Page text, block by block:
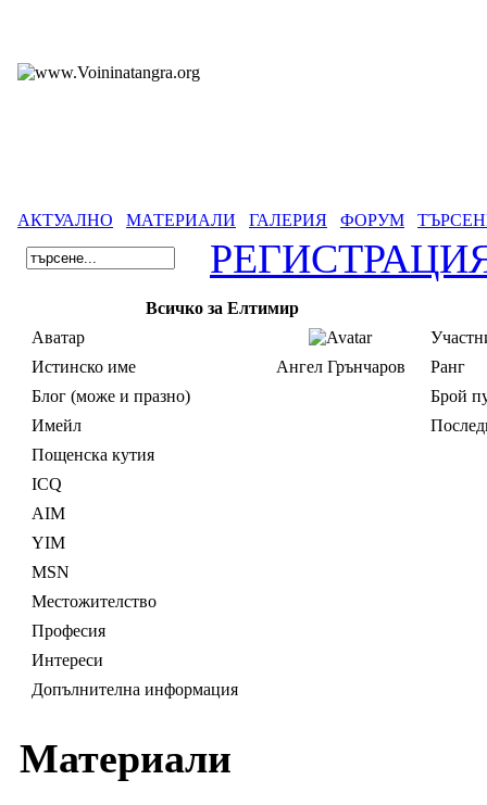
АКТУАЛНО МАТЕРИАЛИ ГАЛЕРИЯ ФОРУМ
Всичко за Елтимир
Аватар
Истинско име
Ангел Грънчаров
Блог (може и празно)
Имейл
Пощенска кутия
ICQ
AIM
YIM
MSN
Местожителство
Професия
Интереси
Допълнителна информация
Ранг
Брой
Материали